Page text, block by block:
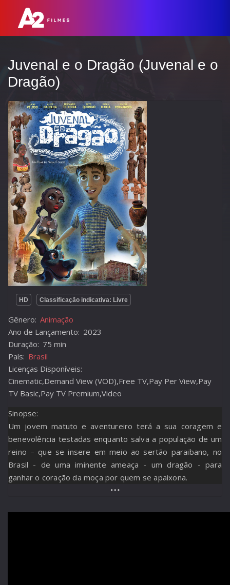
Juvenal e o Dragão (Juvenal e o
Dragão)
HD Classificação indicativa: Livre
Gênero: Animação
Ano de Lançamento: 2023
Duração: 75 min
País: Brasil
Licenças Disponíveis:
Cinematic,Demand View (VOD),Free TV,Pay Per View,Pay
TV Basic,Pay TV Premium,Video
Sinopse:
Um jovem matuto e aventureiro terá a sua coragem e
benevolência testadas enquanto salva a população de um
reino – que se insere em meio ao sertão paraibano, no
Brasil - de uma iminente ameaça - um dragão - para
ganhar o coração da moça por quem se apaixona.